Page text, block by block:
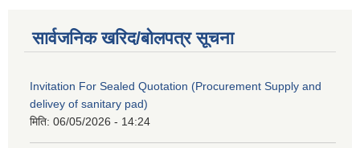
सार्वजनिक खरिद/बोलपत्र सूचना
Invitation For Sealed Quotation (Procurement Supply and
delivey of sanitary pad)
मिति: 06/05/2026 - 14:24